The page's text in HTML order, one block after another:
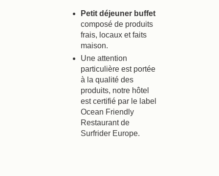
Petit déjeuner buffet
composé de produits
frais, locaux et faits
maison.
Une attention
particulière est portée
à la qualité des
produits, notre hôtel
est certifié par le label
Ocean Friendly
Restaurant de
Surfrider Europe.